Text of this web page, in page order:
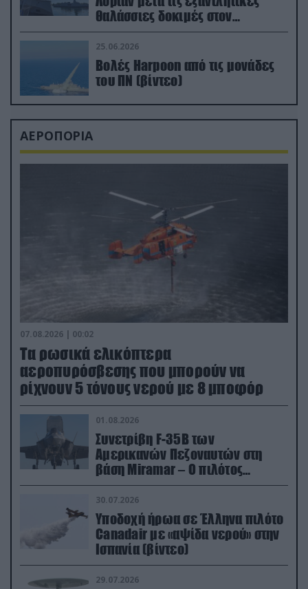
θαλάσσιες δοκιμές στον
απαιτητικό Βισκαϊκό
25.06.2026
Βολές Harpoon από τις μονάδες
του ΠΝ (βίντεο)
ΑΕΡΟΠΟΡΙΑ
07.08.2026 | 00:02
Τα ρωσικά ελικόπτερα
αεροπυρόσβεσης που μπορούν να
ρίχνουν 5 τόνους νερού με 8 μποφόρ
01.08.2026
Συνετρίβη F-35B των
Αμερικανών Πεζοναυτών στη
βάση Miramar – Ο πιλότος
εκτινάχθηκε εγκαίρως
30.07.2026
Υποδοχή ήρωα σε Έλληνα πιλότο
Canadair με «αψίδα νερού» στην
Ισπανία (βίντεο)
29.07.2026